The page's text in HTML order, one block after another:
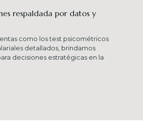
respaldada por datos y
como los test psicométricos
detallados, brindamos
decisiones estratégicas en la